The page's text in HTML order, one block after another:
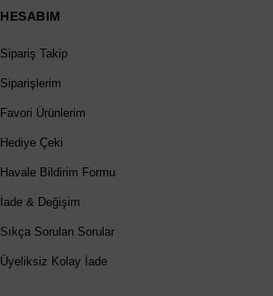
HESABIM
Sipariş Takip
Siparişlerim
Favori Ürünlerim
Hediye Çeki
Havale Bildirim Formu
İade & Değişim
Sıkça Sorulan Sorular
Üyeliksiz Kolay İade